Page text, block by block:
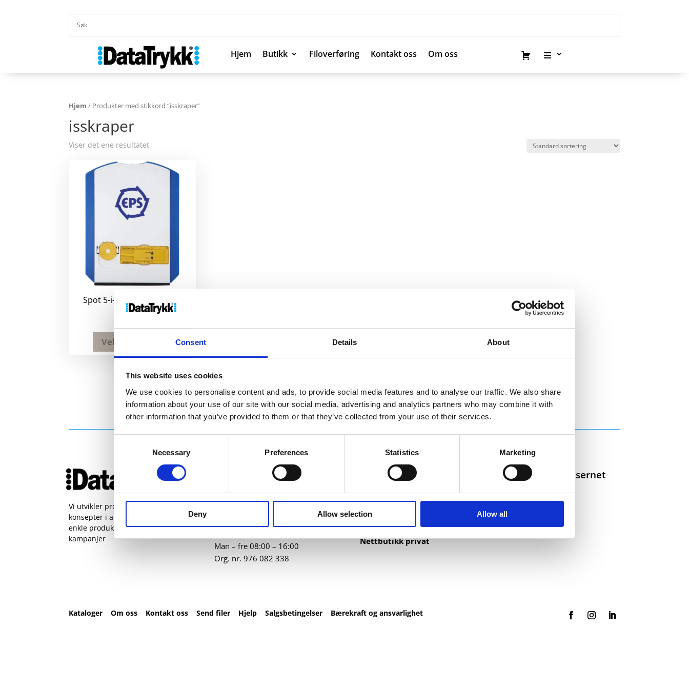
Consent Details About
This website uses cookies
We use cookies to personalise content and ads, to provide social media features and to analyse our traffic. We also share
information about your use of our site with our social media, advertising and analytics partners who may combine it with
other information that you’ve provided to them or that they’ve collected from your use of their services.
Necessary Preferences Statistics Marketing
Deny Allow selection Allow all
Hjem Butikk Filoverføring Kontakt oss Om oss
Hjem Butikk Filoverføring Kontakt oss Om oss
Hjem / Produkter med stikkord “isskraper”
isskraper
Viser det ene resultatet
Spot 5-i-1 parkeringsskive
28kr
Velg alternativ
Vi utvikler produkter og
konsepter i alle kanaler – Alt fra
enkle produkter til sammensatte
kampanjer
post@datatrykk.no
Kvalebergveien 21
Man – fre 08:00 – 16:00
Org. nr. 976 082 338
Nettbutikk
Kataloger
Trykksaker
Klær
Nettbutikk privat
Selskaper i konsernet
Kataloger Om oss Kontakt oss Send filer HjelpSalgsbetingelser Bærekraft og ansvarlighet